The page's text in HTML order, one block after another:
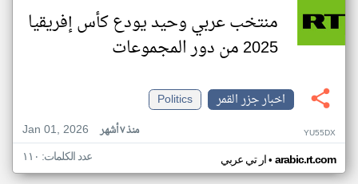
منتخب عربي وحيد يودع كأس إفريقيا
2025 من دور المجموعات
اخبار جزر القمر
Politics
Jan 01, 2026
منذ ٧ أشهر YU55DX
ار تي عربي• arabic.rt.com عدد الكلمات: ١١٠